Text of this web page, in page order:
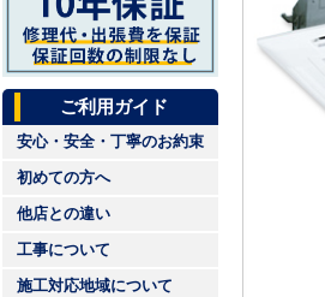
ご利用ガイド
安心・安全・丁寧のお約束
初めての方へ
他店との違い
工事について
施工対応地域について